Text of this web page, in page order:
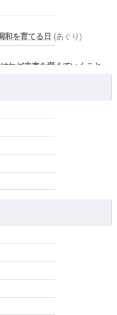
を育てる日 (あぐり)
れど未来を変えていくこと
、鏡の中に立っていたのは
後に気づく…本当に人生を
なく、『間違ったタイミン
ミム)
調和のエネルギー。品数が
れません
を忘れてしまう。
しんでいるとどんな立場や